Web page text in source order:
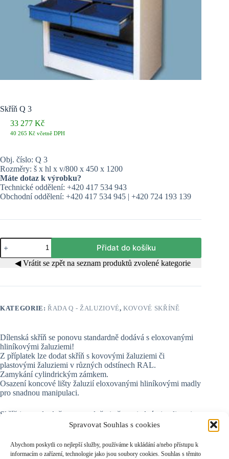
Spravovat Souhlas s cookies
Abychom poskytli co nejlepší služby, používáme k ukládání a/nebo přístupu k
informacím o zařízení, technologie jako jsou soubory cookies. Souhlas s těmito
Skříň Q 3
33 277 Kč
40 265 Kč včetně DPH
Obj. číslo: Q 3
Rozměry: š x hl x v/800 x 450 x 1200
Máte dotaz k výrobku?
Technické oddělení: +420 417 534 943
Obchodní oddělení: +420 417 534 945 | +420 724 193 139
Skříň
Q
3
množství
Přidat do košíku
◀ Vrátit se zpět na seznam produktů zvolené kategorie
KATEGORIE:ŘADA Q - ŽALUZIOVÉ,KOVOVÉ SKŘÍNĚ
Dílenská skříň se ponovu standardně dodává s eloxovanými
hliníkovými žaluziemi!
Z příplatek lze dodat skříň s kovovými žaluziemi či
plastovými žaluziemi v různých odstínech RAL.
Zamykání cylindrickým zámkem.
Osazení koncové lišty žaluzií eloxovanými hliníkovými madly
pro snadnou manipulaci.
Skříň je standardně osazena dvěmi přestavitelnými policemi se
š x hl x v/300 x 300 x 100
Nosnost jedné zásuvky je max. 20 kg.